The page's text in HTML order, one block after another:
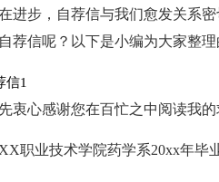
进步，自荐信与我们愈发关系
荐信呢？以下是小编为大家整
信1
衷心感谢您在百忙之中阅读我的
职业技术学院药学系20xx年毕